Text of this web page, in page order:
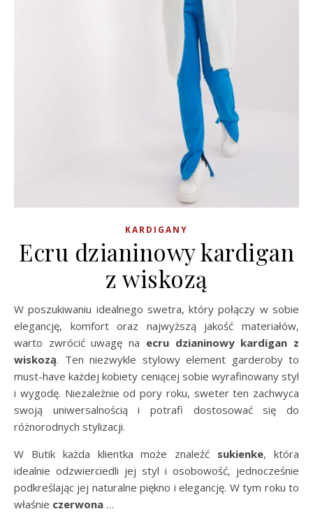
KARDIGANY
Ecru dzianinowy kardigan
z wiskozą
W poszukiwaniu idealnego swetra, który połączy w sobie
elegancję, komfort oraz najwyższą jakość materiałów,
warto zwrócić uwagę na ecru dzianinowy kardigan z
wiskozą. Ten niezwykle stylowy element garderoby to
must-have każdej kobiety ceniącej sobie wyrafinowany styl
i wygodę. Niezależnie od pory roku, sweter ten zachwyca
swoją uniwersalnością i potrafi dostosować się do
różnorodnych stylizacji.
W Butik każda klientka może znaleźć sukienke, która
idealnie odzwierciedli jej styl i osobowość, jednocześnie
podkreślając jej naturalne piękno i elegancję. W tym roku to
właśnie czerwona …